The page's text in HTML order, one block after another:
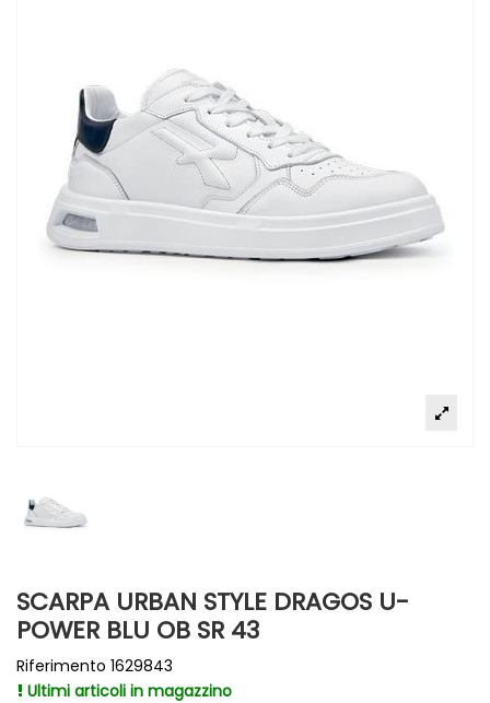
SCARPA URBAN STYLE DRAGOS U-
POWER BLU OB SR 43
Riferimento 1629843
Ultimi articoli in magazzino